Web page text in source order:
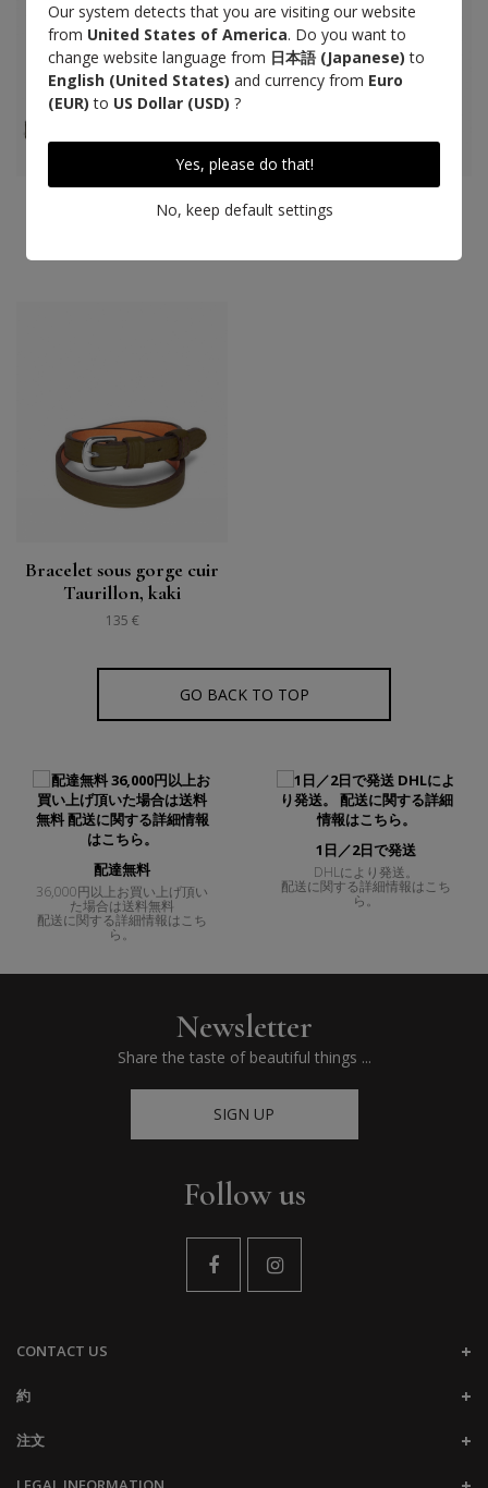
Ceinture Etrivière 30mm
Bracelet de force
Taurillon, kaki
Bracelet sous gorge cuir
Taurillon, kaki
135 €
GO BACK TO TOP
配達無料
36,000円以上お買い上げ頂い
た場合は送料無料
配送に関する詳細情報はこち
ら。
1日／2日で発送
DHLにより発送。
配送に関する詳細情報はこち
ら。
Newsletter
Share the taste of beautiful things ...
SIGN UP
Follow us
CONTACT US
約
注文
Our system detects that you are visiting our website
from United States of America. Do you want to
change website language from 日本語 (Japanese) to
English (United States) and currency from Euro
(EUR) to US Dollar (USD) ?
Yes, please do that!
No, keep default settings